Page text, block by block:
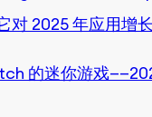
对 2025 年应用增
的迷你游戏